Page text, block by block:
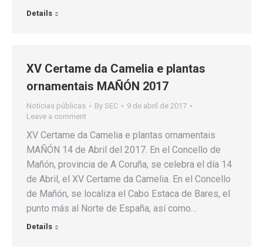
Details
XV Certame da Camelia e plantas
ornamentais MAÑÓN 2017
Noticias públicas By SEC
9 de abril de 2017
Leave a comment
XV Certame da Camelia e plantas ornamentais
MAÑÓN 14 de Abril del 2017. En el Concello de
Mañón, provincia de A Coruña, se celebra el día 14
de Abril, el XV Certame da Camelia. En el Concello
de Mañón, se localiza el Cabo Estaca de Bares, el
punto más al Norte de España, así como…
Details